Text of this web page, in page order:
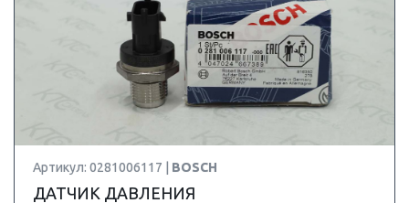
Артикул: 0281006117 | BOSCH
ДАТЧИК ДАВЛЕНИЯ